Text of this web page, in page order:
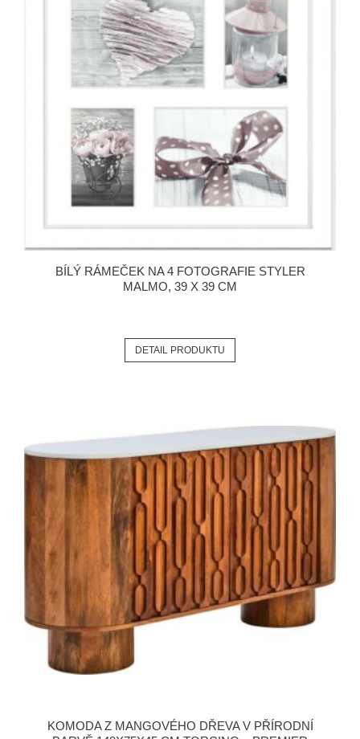
BÍLÝ RÁMEČEK NA 4 FOTOGRAFIE STYLER
MALMO, 39 X 39 CM
DETAIL PRODUKTU
KOMODA Z MANGOVÉHO DŘEVA V PŘÍRODNÍ